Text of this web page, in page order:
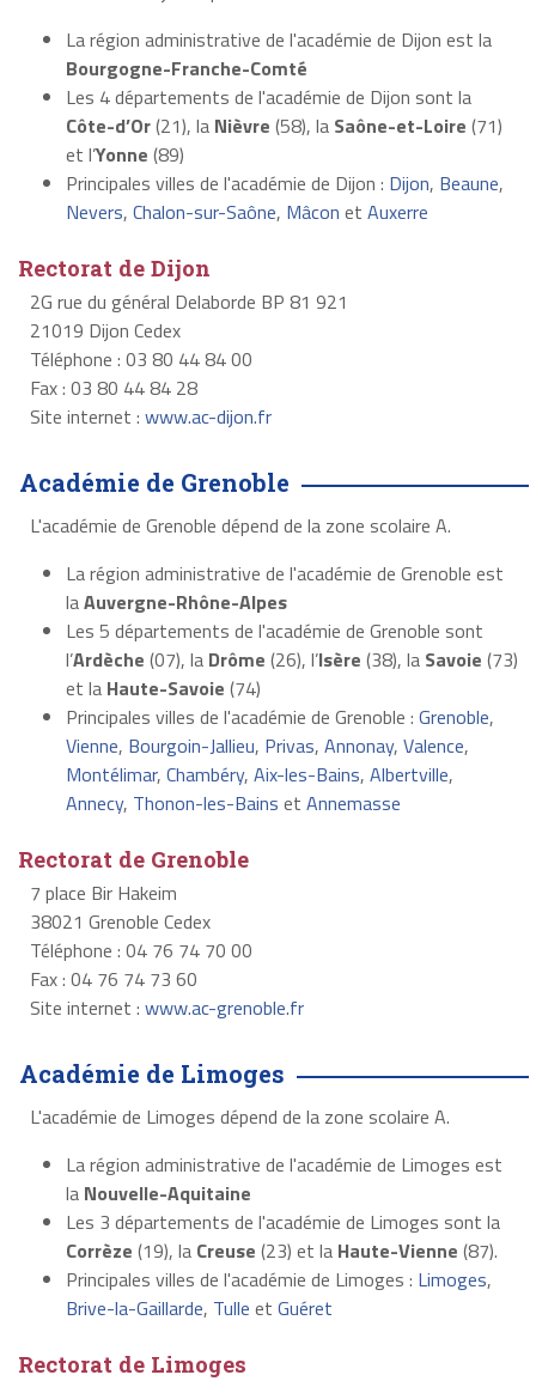
La région administrative de l'académie de Dijon est la
Bourgogne-Franche-Comté
Les 4 départements de l'académie de Dijon sont la
Côte-d’Or(21), la Nièvre (58), la Saône-et-Loire (71)
et l’Yonne (89)
Principales villes de l'académie de Dijon : Dijon, Beaune,
Nevers, Chalon-sur-Saône, Mâcon et Auxerre
Rectorat de Dijon
2G rue du général Delaborde BP 81 921
21019 Dijon Cedex
Téléphone : 03 80 44 84 00
Fax : 03 80 44 84 28
Site internet : www.ac-dijon.fr
Académie de Grenoble
L'académie de Grenoble dépend de la zone scolaire A.
La région administrative de l'académie de Grenoble est
laAuvergne-Rhône-Alpes
Les 5 départements de l'académie de Grenoble sont
l’Ardèche (07), la Drôme (26), l’Isère (38), la Savoie (73)
et la Haute-Savoie (74)
Principales villes de l'académie de Grenoble : Grenoble,
Vienne, Bourgoin-Jallieu, Privas, Annonay, Valence,
Montélimar, Chambéry, Aix-les-Bains, Albertville,
Annecy, Thonon-les-Bains et Annemasse
Rectorat de Grenoble
7 place Bir Hakeim
38021 Grenoble Cedex
Téléphone : 04 76 74 70 00
Fax : 04 76 74 73 60
Site internet : www.ac-grenoble.fr
Académie de Limoges
L'académie de Limoges dépend de la zone scolaire A.
La région administrative de l'académie de Limoges est
la Nouvelle-Aquitaine
Les 3 départements de l'académie de Limoges sont la
Corrèze (19), la Creuse (23) et la Haute-Vienne (87).
Principales villes de l'académie de Limoges : Limoges,
Brive-la-Gaillarde, Tulle et Guéret
Rectorat de Limoges